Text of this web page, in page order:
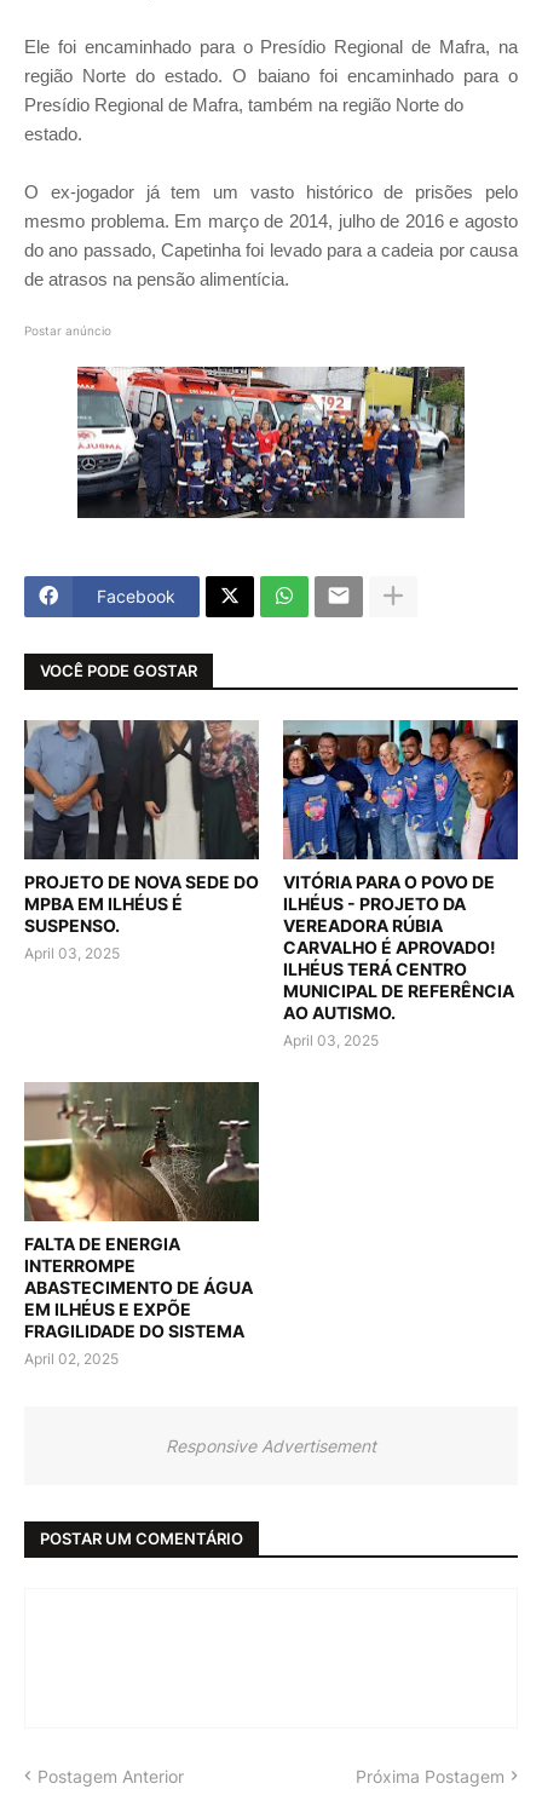
Ele foi encaminhado para o Presídio Regional de Mafra, na
região Norte do estado. O baiano foi encaminhado para o
Presídio Regional de Mafra, também na região Norte do
estado.
O ex-jogador já tem um vasto histórico de prisões pelo
mesmo problema. Em março de 2014, julho de 2016 e agosto
do ano passado, Capetinha foi levado para a cadeia por causa
de atrasos na pensão alimentícia.
Postar anúncio
Facebook
VOCÊ PODE GOSTAR
PROJETO DE NOVA SEDE DO
MPBA EM ILHÉUS É
SUSPENSO.
April 03, 2025
VITÓRIA PARA O POVO DE
ILHÉUS - PROJETO DA
VEREADORA RÚBIA
CARVALHO É APROVADO!
ILHÉUS TERÁ CENTRO
MUNICIPAL DE REFERÊNCIA
AO AUTISMO.
April 03, 2025
FALTA DE ENERGIA
INTERROMPE
ABASTECIMENTO DE ÁGUA
EM ILHÉUS E EXPÕE
FRAGILIDADE DO SISTEMA
April 02, 2025
Responsive Advertisement
POSTAR UM COMENTÁRIO
Postagem Anterior Próxima Postagem